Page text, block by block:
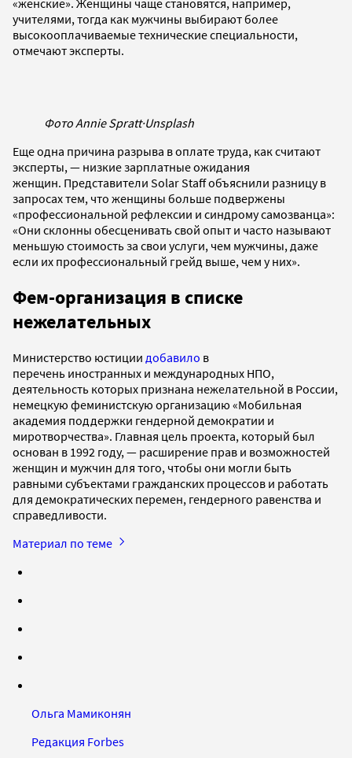
«женские». Женщины чаще становятся, например,
учителями, тогда как мужчины выбирают более
высокооплачиваемые технические специальности,
отмечают эксперты.
Фото Annie Spratt·Unsplash
Еще одна причина разрыва в оплате труда, как считают
эксперты, — низкие зарплатные ожидания
женщин. Представители Solar Staff объяснили разницу в
запросах тем, что женщины больше подвержены
«профессиональной рефлексии и синдрому самозванца»:
«Они склонны обесценивать свой опыт и часто называют
меньшую стоимость за свои услуги, чем мужчины, даже
если их профессиональный грейд выше, чем у них».
Фем-организация в списке
нежелательных
Министерство юстиции добавило в
перечень иностранных и международных НПО,
деятельность которых признана нежелательной в России,
немецкую феминистскую организацию «Мобильная
академия поддержки гендерной демократии и
миротворчества». Главная цель проекта, который был
основан в 1992 году, — расширение прав и возможностей
женщин и мужчин для того, чтобы они могли быть
равными субъектами гражданских процессов и работать
для демократических перемен, гендерного равенства и
справедливости.
Материал по теме
Ольга Мамиконян
Редакция Forbes